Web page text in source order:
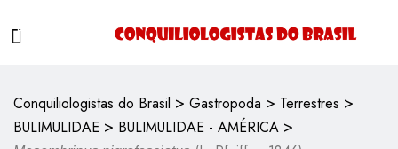
Conquiliologistas do Brasil > Gastropoda > Terrestres >
BULIMULIDAE > BULIMULIDAE - AMÉRICA >